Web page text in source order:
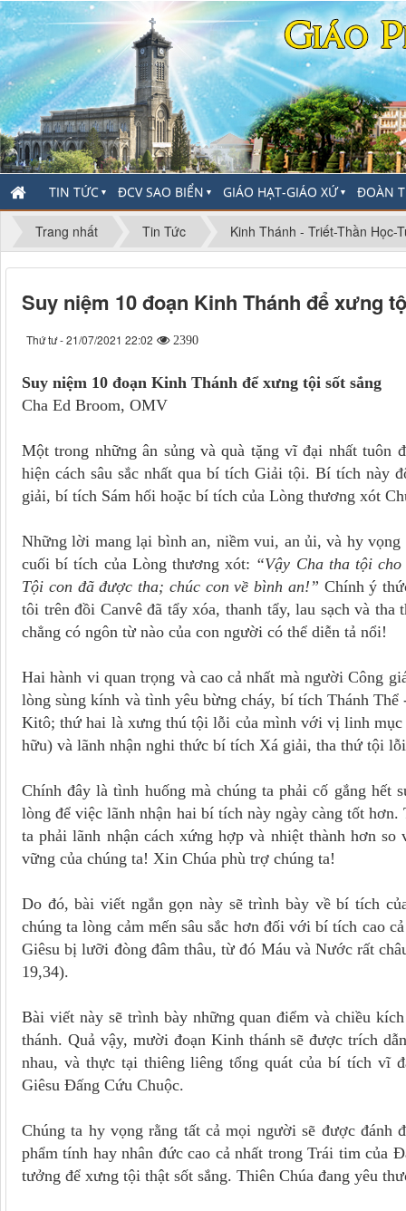
TIN TỨC ▼ ĐCV SAO BIỂN ▼ GIÁO HẠT-GIÁO XỨ▼ ĐOÀN
Trang nhất Tin Tức Kinh Thánh - Triết-Thần Học-
Suy niệm 10 đoạn Kinh Thánh để xưng
Thứ tư - 21/07/2021 22:02 2390
Suy niệm 10 đoạn Kinh Thánh để xưng tội sốt sắng
Cha Ed Broom, OMV
Một trong những ân sủng và quà tặng vĩ đại nhất tuôn
hiện cách sâu sắc nhất qua bí tích Giải tội. Bí tích
giải, bí tích Sám hối hoặc bí tích của Lòng thương xót
Những lời mang lại bình an, niềm vui, an ủi, và hy
cuối bí tích của Lòng thương xót: “Vậy Cha tha tội
Tội con đã được tha; chúc con về bình an!” Chính ý
tôi trên đồi Canvê đã tẩy xóa, thanh tẩy, lau sạch và
chẳng có ngôn từ nào của con người có thể diễn tả nổi!
Hai hành vi quan trọng và cao cả nhất mà người Công
lòng sùng kính và tình yêu bừng cháy, bí tích Thánh
Kitô; thứ hai là xưng thú tội lỗi của mình với vị linh
hữu) và lãnh nhận nghi thức bí tích Xá giải, tha thứ tội
Chính đây là tình huống mà chúng ta phải cố gắng
lòng để việc lãnh nhận hai bí tích này ngày càng tốt
ta phải lãnh nhận cách xứng hợp và nhiệt thành hơn
vững của chúng ta! Xin Chúa phù trợ chúng ta!
Do đó, bài viết ngắn gọn này sẽ trình bày về bí tích
chúng ta lòng cảm mến sâu sắc hơn đối với bí tích cao
Giêsu bị lưỡi đòng đâm thâu, từ đó Máu và Nước rất
19,34).
Bài viết này sẽ trình bày những quan điểm và chiều
thánh. Quả vậy, mười đoạn Kinh thánh sẽ được trích
nhau, và thực tại thiêng liêng tổng quát của bí tích vĩ
Giêsu Đấng Cứu Chuộc.
Chúng ta hy vọng rằng tất cả mọi người sẽ được đánh
phẩm tính hay nhân đức cao cả nhất trong Trái tim của
tưởng để xưng tội thật sốt sắng. Thiên Chúa đang yêu